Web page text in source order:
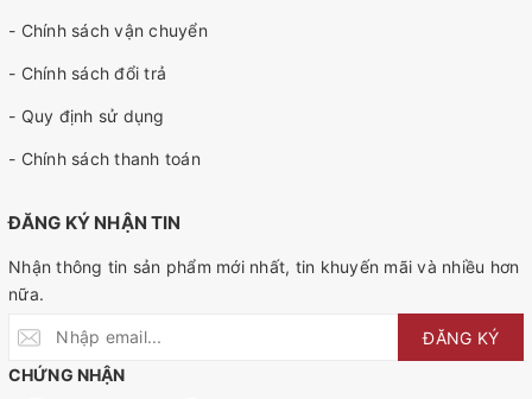
- Chính sách vận chuyển
- Chính sách đổi trả
- Quy định sử dụng
- Chính sách thanh toán
ĐĂNG KÝ NHẬN TIN
Nhận thông tin sản phẩm mới nhất, tin khuyến mãi và nhiều hơn
nữa.
ĐĂNG KÝ
CHỨNG NHẬN